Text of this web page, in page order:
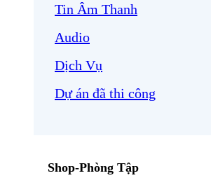
Tin Âm Thanh
Audio
Dịch Vụ
Dự án đã thi công
Shop-Phòng Tập